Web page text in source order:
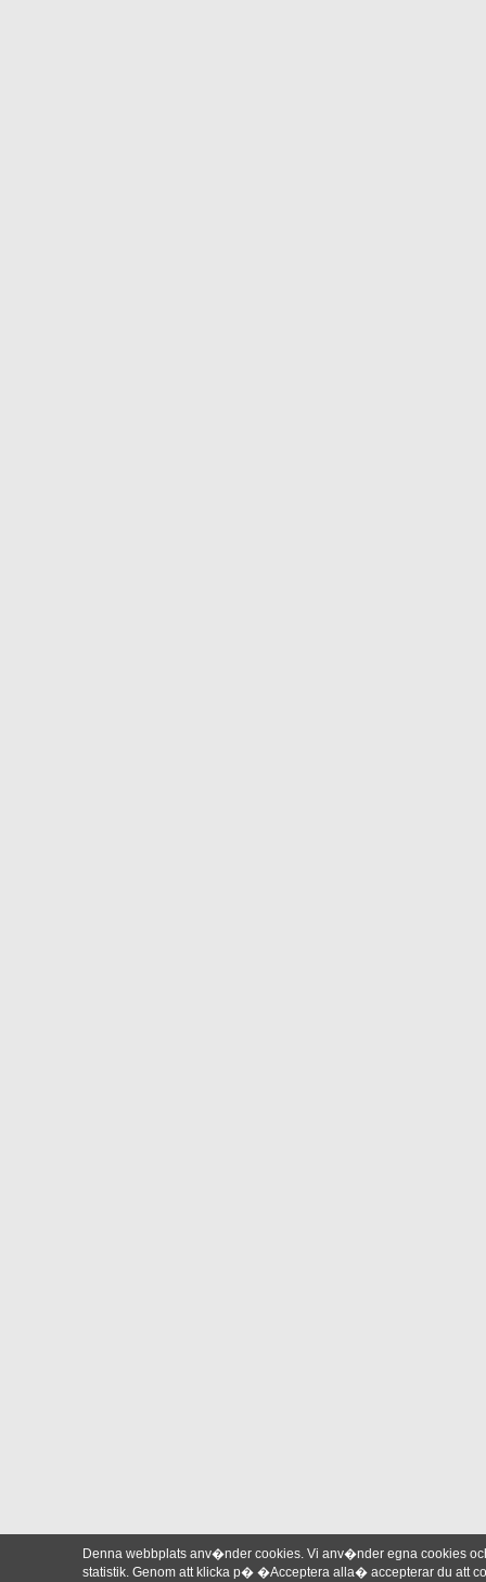
Denna webbplats anv�nder cookies. Vi anv�nder egna cookies
statistik. Genom att klicka p� �Acceptera alla� accepterar du att